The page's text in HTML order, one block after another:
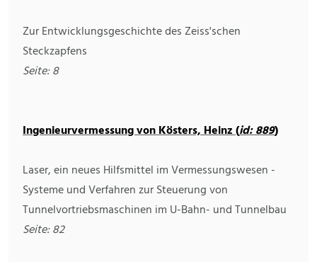
Zur Entwicklungsgeschichte des Zeiss'schen
Steckzapfens
Seite: 8
Ingenieurvermessung von Kösters, Heinz (id: 889)
Laser, ein neues Hilfsmittel im Vermessungswesen -
Systeme und Verfahren zur Steuerung von
Tunnelvortriebsmaschinen im U-Bahn- und Tunnelbau
Seite: 82